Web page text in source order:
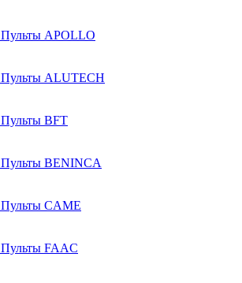
Пульты APOLLO
Пульты ALUTECH
Пульты BFT
Пульты BENINCA
Пульты CAME
Пульты FAAC